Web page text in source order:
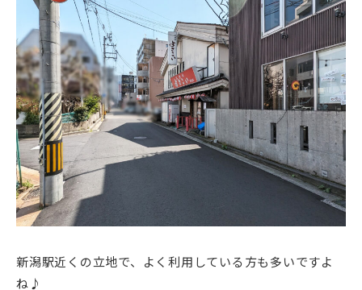
新潟駅近くの立地で、よく利用している方も多いですよ
ね♪